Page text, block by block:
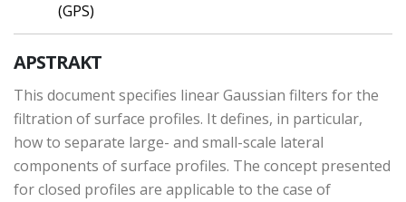
(GPS)
APSTRAKT
This document specifies linear Gaussian filters for the
filtration of surface profiles. It defines, in particular,
how to separate large- and small-scale lateral
components of surface profiles. The concept presented
for closed profiles are applicable to the case of